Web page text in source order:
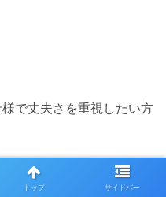
で丈夫さを重視したい方
履きやすく、普段使いも
トップ サイドバー